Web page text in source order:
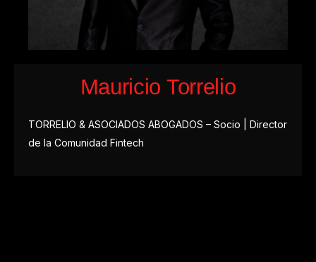
Mauricio Torrelio
TORRELIO & ASOCIADOS ABOGADOS – Socio | Director
de la Comunidad Fintech